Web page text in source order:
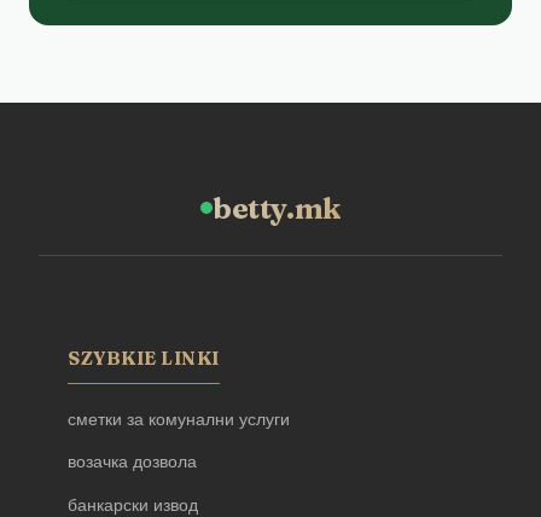
betty.mk
SZYBKIE LINKI
сметки за комунални услуги
возачка дозвола
банкарски извод